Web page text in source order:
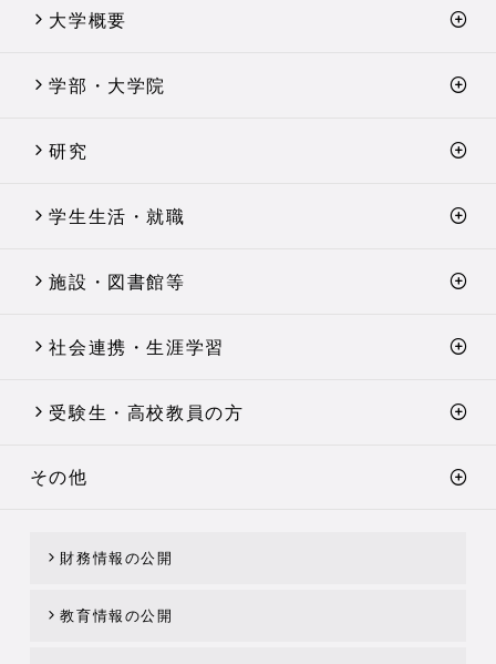
大学概要
学部・大学院
研究
学生生活・就職
施設・図書館等
社会連携・生涯学習
受験生・高校教員の方
その他
財務情報の公開
教育情報の公開